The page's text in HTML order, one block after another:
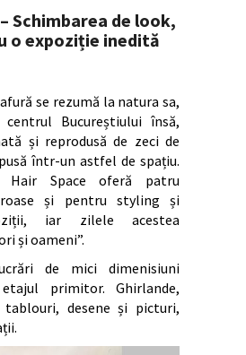
– Schimbarea de look,
o expoziție inedită
se rezumă la natura sa,
Bucureștiului însă,
și reprodusă de zeci de
într-un astfel de spațiu.
Hair Space oferă patru
și pentru styling și
iar zilele acestea
și oameni”.
de mici dimenisiuni
primitor. Ghirlande,
desene și picturi,